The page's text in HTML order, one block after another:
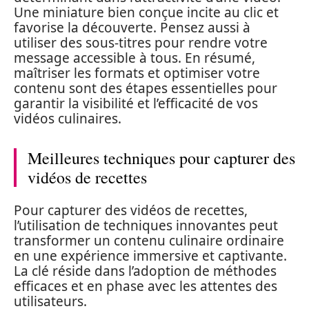
Une miniature bien conçue incite au clic et
favorise la découverte. Pensez aussi à
utiliser des sous-titres pour rendre votre
message accessible à tous. En résumé,
maîtriser les formats et optimiser votre
contenu sont des étapes essentielles pour
garantir la visibilité et l’efficacité de vos
vidéos culinaires.
Meilleures techniques pour capturer des
vidéos de recettes
Pour capturer des vidéos de recettes,
l’utilisation de techniques innovantes peut
transformer un contenu culinaire ordinaire
en une expérience immersive et captivante.
La clé réside dans l’adoption de méthodes
efficaces et en phase avec les attentes des
utilisateurs.